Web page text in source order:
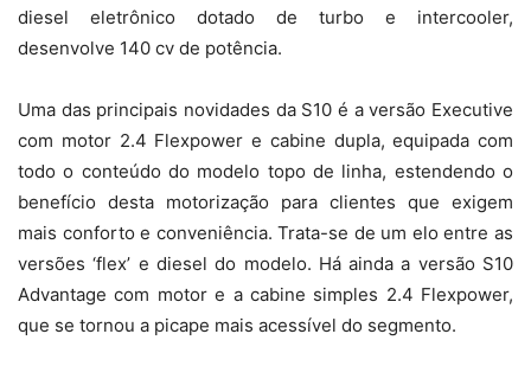
diesel eletrônico dotado de turbo e intercooler,
desenvolve 140 cv de potência.
Uma das principais novidades da S10 é a versão Executive
com motor 2.4 Flexpower e cabine dupla, equipada com
todo o conteúdo do modelo topo de linha, estendendo o
benefício desta motorização para clientes que exigem
mais conforto e conveniência. Trata-se de um elo entre as
versões ‘flex’ e diesel do modelo. Há ainda a versão S10
Advantage com motor e a cabine simples 2.4 Flexpower,
que se tornou a picape mais acessível do segmento.